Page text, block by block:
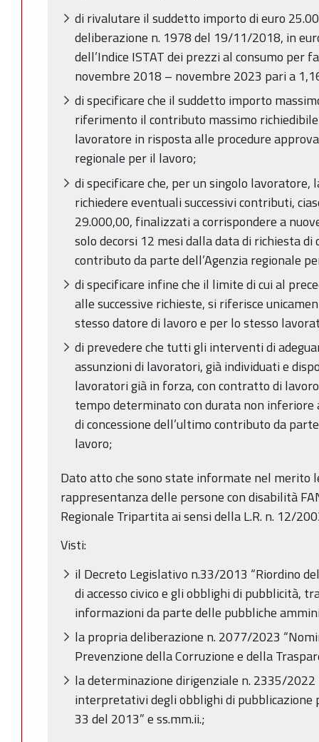
di rivalutare il suddetto importo di euro
deliberazione n. 1978 del 19/11/2018, in
dell’Indice ISTAT dei prezzi al consumo per
novembre 2018 – novembre 2023 pari a
di specificare che il suddetto importo
riferimento il contributo massimo richiedibile
lavoratore in risposta alle procedure
regionale per il lavoro;
di specificare che, per un singolo lavoratore,
richiedere eventuali successivi contributi,
29.000,00, finalizzati a corrispondere a
solo decorsi 12 mesi dalla data di richiesta di
contributo da parte dell’Agenzia regionale
di specificare infine che il limite di cui al
alle successive richieste, si riferisce
stesso datore di lavoro e per lo stesso
di prevedere che tutti gli interventi di
assunzioni di lavoratori, già individuati e
lavoratori già in forza, con contratto di
tempo determinato con durata non inferiore
di concessione dell’ultimo contributo da
lavoro;
Dato atto che sono state informate nel merito
rappresentanza delle persone con disabilità
Regionale Tripartita ai sensi della L.R. n. 12/
Visti:
il Decreto Legislativo n.33/2013 “Riordino
di accesso civico e gli obblighi di pubblicità,
informazioni da parte delle pubbliche
la propria deliberazione n. 2077/2023
Prevenzione della Corruzione e della
la determinazione dirigenziale n. 2335/
interpretativi degli obblighi di pubblicazione
33 del 2013” e ss.mm.ii.;